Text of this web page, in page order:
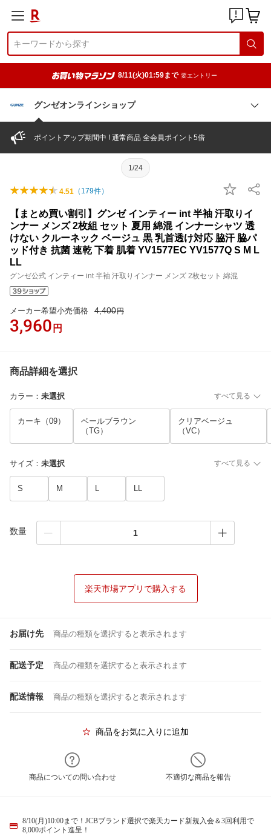
8/11(火)01:59まで 要エントリー
グンゼオンラインショップ
ポイントアップ期間中 ! 通常商品 全会員ポイント5倍
1/24
4.51 （ 179件）
【まとめ買い割引】グンゼ インティー int 半袖 汗取りイ
ンナー メンズ 2枚組 セット 夏用 綿混 インナーシャツ 透
けない クルーネック ベージュ 黒 乳首透け対応 脇汗 脇パ
ッド付き 抗菌 速乾 下着 肌着 YV1577EC YV1577Q S M L
LL
グンゼ公式 インティー int 半袖 汗取りインナー メンズ 2枚セット 綿混
メーカー希望小売価格 4,400円
3,960 円
商品詳細を選択
カラー ： 未選択 すべて見る
カーキ（09）
ベールブラウン
（TG）
クリアベージュ
（VC）
サイズ ： 未選択 すべて見る
S M L LL
数量
楽天市場アプリで購入する
お届け先 商品の種類を選択すると表示されます
配送予定 商品の種類を選択すると表示されます
配送情報 商品の種類を選択すると表示されます
商品をお気に入りに追加
商品についての問い合わせ 不適切な商品を報告
8/10(月)10:00まで！JCBブランド選択で楽天カード新規入会＆3回利用で
8,000ポイント進呈！